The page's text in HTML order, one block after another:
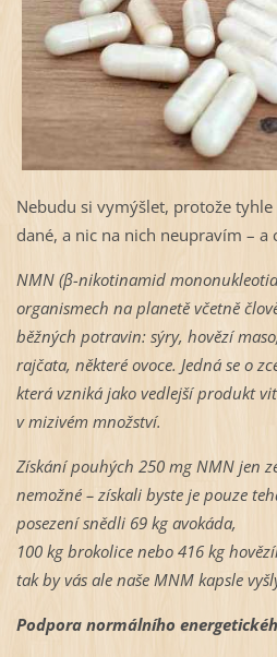
Nebudu si vymýšlet, protože
dané, a nic na nich neupravím – a
NMN (β-nikotinamid
organismech na planetě včetně
běžných potravin: sýry, hovězí
rajčata, některé ovoce. Jedná se o
která vzniká jako vedlejší produkt
v mizivém množství.
Získání pouhých 250 mg NMN jen
nemožné – získali byste je pouze
posezení snědli 69 kg avokáda,
100 kg brokolice nebo 416 kg
tak by vás ale naše MNM kapsle
Podpora normálního